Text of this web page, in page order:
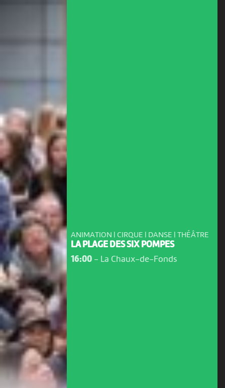
ANIMATION | CIRQUE | DANSE | THÉÂTRE
LA PLAGE DES SIX POMPES
16:00- La Chaux-de-Fonds